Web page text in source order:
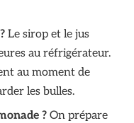
Le sirop et le jus
au réfrigérateur.
au moment de
les bulles.
? On prépare